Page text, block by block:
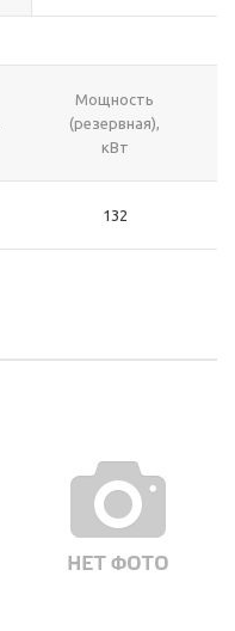
Мощность
(резервная),
кВт
132